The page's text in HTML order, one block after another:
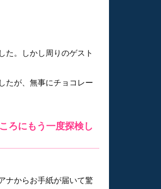
た。しかし周りのゲスト
たが、無事にチョコレー
ろにもう一度探検し
ナからお手紙が届いて驚